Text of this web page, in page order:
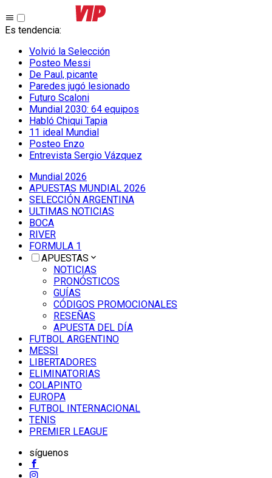
Es tendencia:
Volvió la Selección
Posteo Messi
De Paul, picante
Paredes jugó lesionado
Futuro Scaloni
Mundial 2030: 64 equipos
Habló Chiqui Tapia
11 ideal Mundial
Posteo Enzo
Entrevista Sergio Vázquez
Mundial 2026
APUESTAS MUNDIAL 2026
SELECCIÓN ARGENTINA
ULTIMAS NOTICIAS
BOCA
RIVER
FORMULA 1
APUESTAS
NOTICIAS
PRONÓSTICOS
GUÍAS
CÓDIGOS PROMOCIONALES
RESEÑAS
APUESTA DEL DÍA
FUTBOL ARGENTINO
MESSI
LIBERTADORES
ELIMINATORIAS
COLAPINTO
EUROPA
FUTBOL INTERNACIONAL
TENIS
PREMIER LEAGUE
síguenos